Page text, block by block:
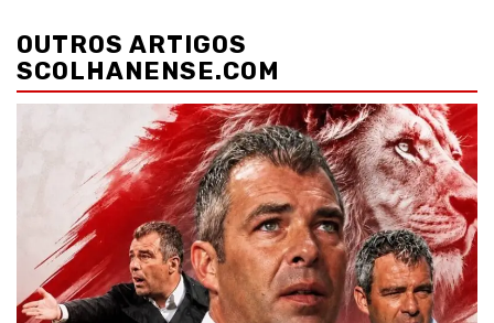
de
artigos
OUTROS ARTIGOS
SCOLHANENSE.COM